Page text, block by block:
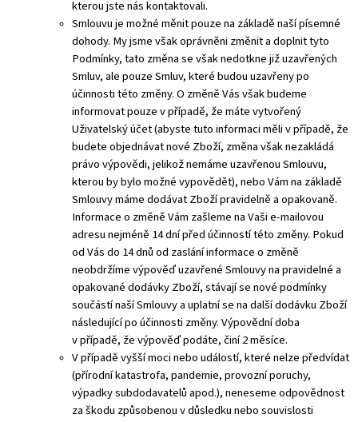
kterou jste nás kontaktovali.
Smlouvu je možné měnit pouze na základě naší písemné
dohody. My jsme však oprávněni změnit a doplnit tyto
Podmínky, tato změna se však nedotkne již uzavřených
Smluv, ale pouze Smluv, které budou uzavřeny po
účinnosti této změny. O změně Vás však budeme
informovat pouze v případě, že máte vytvořený
Uživatelský účet (abyste tuto informaci měli v případě, že
budete objednávat nové Zboží, změna však nezakládá
právo výpovědi, jelikož nemáme uzavřenou Smlouvu,
kterou by bylo možné vypovědět), nebo Vám na základě
Smlouvy máme dodávat Zboží pravidelně a opakovaně.
Informace o změně Vám zašleme na Vaši e-mailovou
adresu nejméně 14 dní před účinností této změny. Pokud
od Vás do 14 dnů od zaslání informace o změně
neobdržíme výpověď uzavřené Smlouvy na pravidelné a
opakované dodávky Zboží, stávají se nové podmínky
součástí naší Smlouvy a uplatní se na další dodávku Zboží
následující po účinnosti změny. Výpovědní doba
v případě, že výpověď podáte, činí 2 měsíce.
V případě vyšší moci nebo událostí, které nelze předvídat
(přírodní katastrofa, pandemie, provozní poruchy,
výpadky subdodavatelů apod.), neneseme odpovědnost
za škodu způsobenou v důsledku nebo souvislosti